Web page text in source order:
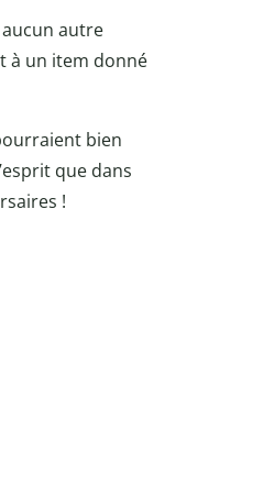
aucun autre
à un item donné
bien
que dans
!